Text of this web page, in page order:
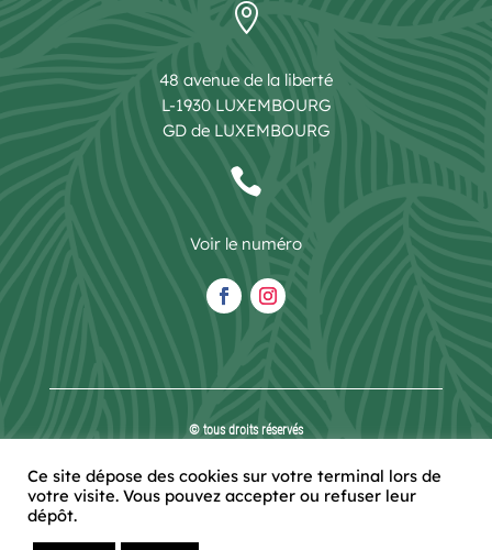

48 avenue de la liberté
L-1930 LUXEMBOURG
GD de LUXEMBOURG

Voir le numéro
© tous droits réservés
Site propulsé par
INOVA WEB
Ce site dépose des cookies sur votre terminal lors de
votre visite. Vous pouvez accepter ou refuser leur
dépôt.